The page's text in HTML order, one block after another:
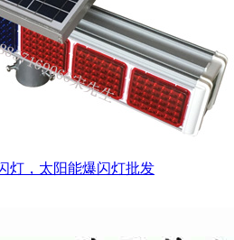
灯，太阳能爆闪灯批发